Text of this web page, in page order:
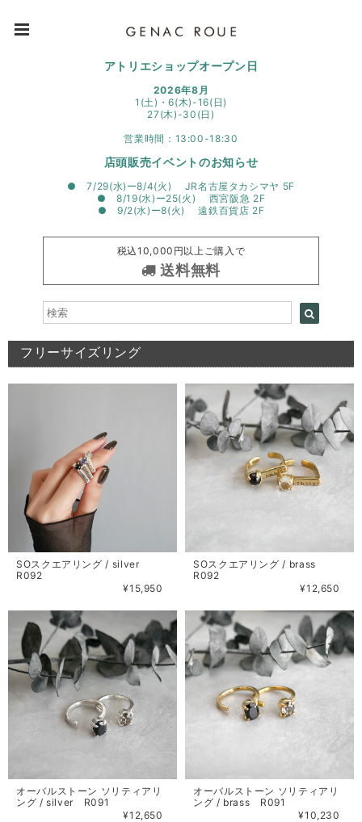
アトリエショップオープン日
2026年8月
1(土)・6(木)-16(日)
27(木)-30(日)
営業時間：13:00-18:30
店頭販売イベントのお知らせ
● 7/29(水)ー8/4(火) JR名古屋タカシマヤ 5F
● 8/19(水)ー25(火) 西宮阪急 2F
● 9/2(水)ー8(火) 遠鉄百貨店 2F
税込10,000円以上ご購入で
送料無料
フリーサイズリング
SOスクエアリング / silver
R092
¥15,950
SOスクエアリング / brass
R092
¥12,650
オーバルストーン ソリティアリ
ング / silver R091
¥12,650
オーバルストーン ソリティアリ
ング / brass R091
¥10,230